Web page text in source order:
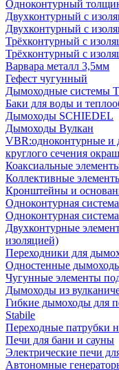
Одноконтурный
Двухконтурный с
Двухконтурный с
Трёхконтурный с
Трёхконтурный с
Варвара металл 3,5мм
Гефест чугунный
Дымоходные системы
Баки для воды и
Дымоходы SCHIEDEL
Дымоходы Вулкан
VBR:одноконтурные и
круглого сечения
Коаксиальные
Коллективные
Кронштейны и
Одноконтурная
Одноконтурная
Двухконтурные
изоляцией)
Переходники для
Одностенные
Чугунные элементы
Дымоходы из
Гибкие дымоходы для
Stabile
Переходные патрубки
Печи для бани и сауны
Электрические печи
Автономные